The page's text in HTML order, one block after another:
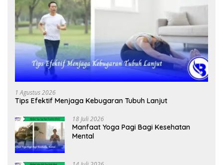
1 Agustus 2026
Tips Efektif Menjaga Kebugaran Tubuh Lanjut
18 Juli 2026
Manfaat Yoga Pagi Bagi Kesehatan
Mental